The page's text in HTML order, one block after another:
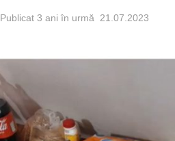
Publicat 3 ani în urmă 21.07.2023